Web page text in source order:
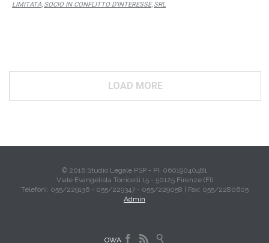
LIMITATA SOCIO IN CONFLITTO D’INTERESSE, SRL
LOAD MORE
© 2016 Studio Legale PSP - PI: 06019040481
Viale Evangelista Torricelli 15 - 50125 Firenze (FI)
Telefoni: 055/229136 - 055/229347 - 055/229058 | Fax: 055/2280605
Admin
OWA   